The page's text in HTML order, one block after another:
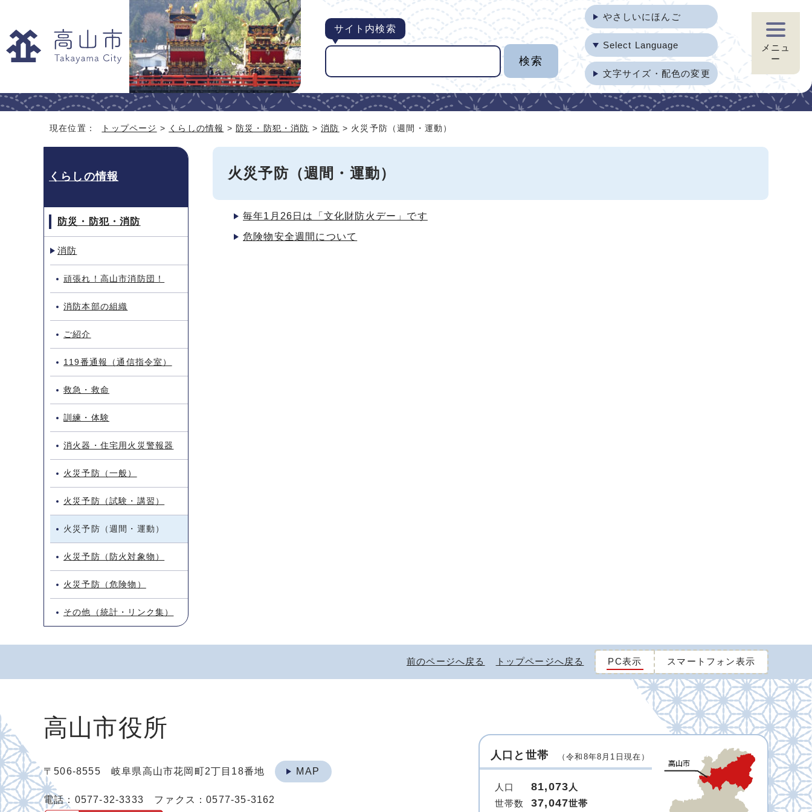
サイト内検索
やさしいにほんご
Select Language
文字サイズ・配色の変更
メニュ
ー
現在位置： トップページ > くらしの情報 > 防災・防犯・消防 >消防 > 火災予防（週間・運動）
火災予防（週間・運動）
毎年1月26日は「文化財防火デー」です
危険物安全週間について
くらしの情報
防災・防犯・消防
消防
頑張れ！高山市消防団！
消防本部の組織
ご紹介
119番通報（通信指令室）
救急・救命
訓練・体験
消火器・住宅用火災警報器
火災予防（一般）
火災予防（試験・講習）
火災予防（週間・運動）
火災予防（防火対象物）
火災予防（危険物）
その他（統計・リンク集）
前のページへ戻る トップページへ戻る PC表示 スマートフォン表示
高山市役所
〒506-8555 岐阜県高山市花岡町2丁目18番地 MAP
電話：0577-32-3333 ファクス：0577-35-3162
人口と世帯 （令和8年8月1日現在）
人口 81,073 人
世帯数
37,047世帯